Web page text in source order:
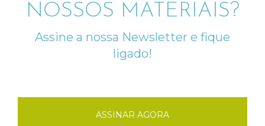
NOSSOS MATERIAIS?
Assine a nossa Newsletter e fique
ligado!
ASSINAR AGORA